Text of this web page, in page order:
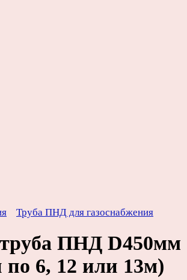
Труба ПНД для газоснабжения
труба ПНД D450мм
по 6, 12 или 13м)